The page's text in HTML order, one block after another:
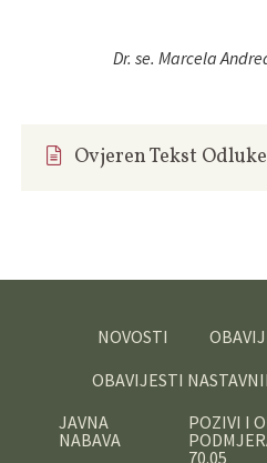
Dr. se. Marcela
Ovjeren Tekst Odluke
NOVOSTI
OBAVIJESTI
JAVNA
NABAVA
POZIVI I
70.05